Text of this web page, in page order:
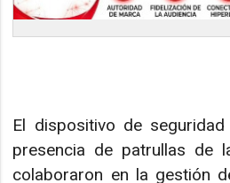
El dispositivo de
presencia de patrullas de
colaboraron en la gestión